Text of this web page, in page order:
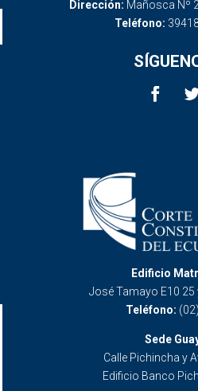
Dirección: Mañosca Nº
Teléfono:
Edificio
José Tamayo E10
Teléfono:
Sede
Calle Pichincha y
Edificio Banco